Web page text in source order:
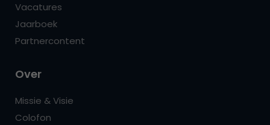
Vacatures
Jaarboek
Partnercontent
Over
Missie & Visie
Colofon